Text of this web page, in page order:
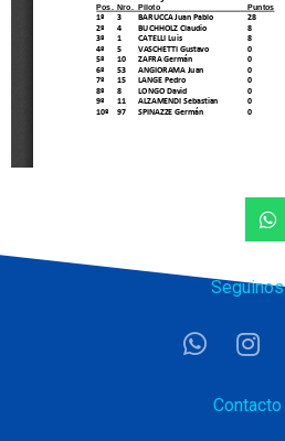
Seguinos
Contacto